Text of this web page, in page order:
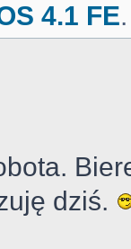
4.1 FE
dziś.